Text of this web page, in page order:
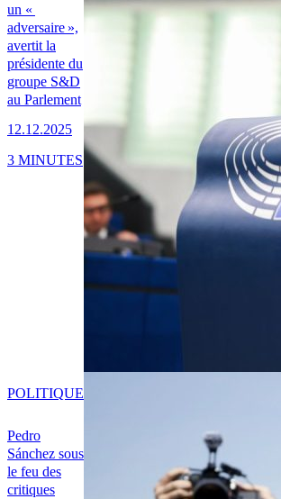
un «
adversaire »,
avertit la
présidente du
groupe S&D
au Parlement
12.12.2025
3 MINUTES
Pedro
Sánchez sous
le feu des
critiques
POLITIQUE